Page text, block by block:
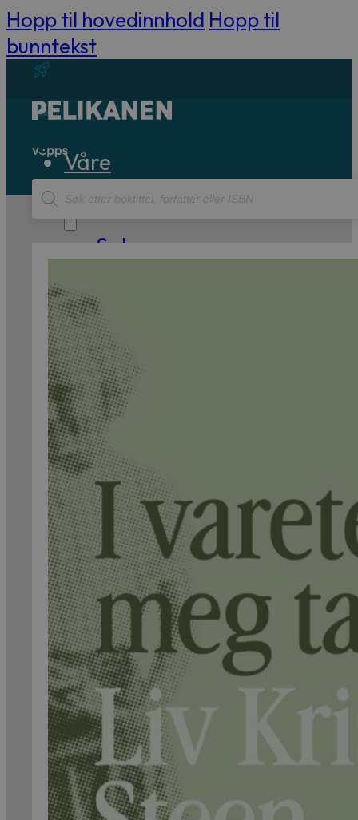
Hopp til hovedinnhold Hopp til
bunntekst
Våre
bøker
Sakprosa
Essay
Kritikk
Skjønnlitteratur
Krim
Noveller
Roman
Tegneserier
Annet
Outlet
— kvalitetslitteratur
til
99,-
Forfattere
Våre
utvalgte
Products
search